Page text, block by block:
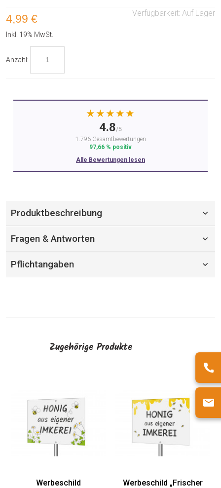
Verfügbarkeit: Auf Lager
4,99 €
Inkl. 19% MwSt.
Anzahl:
★★★★★
4.8/5
1.796 Gesamtbewertungen
97,66 % positiv
Alle Bewertungen lesen
Produktbeschreibung
Fragen & Antworten
Pflichtangaben
Zugehörige Produkte
Werbeschild „Frischer